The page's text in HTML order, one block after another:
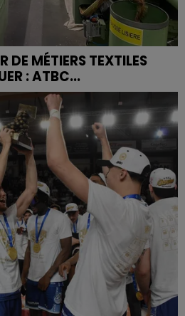
DE MÉTIERS TEXTILES
: ATBC...